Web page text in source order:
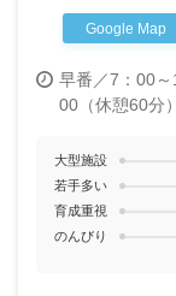
Google Map
早番／7：00～
00（休憩60分）
大型施設
若手多い
育成重視
のんびり